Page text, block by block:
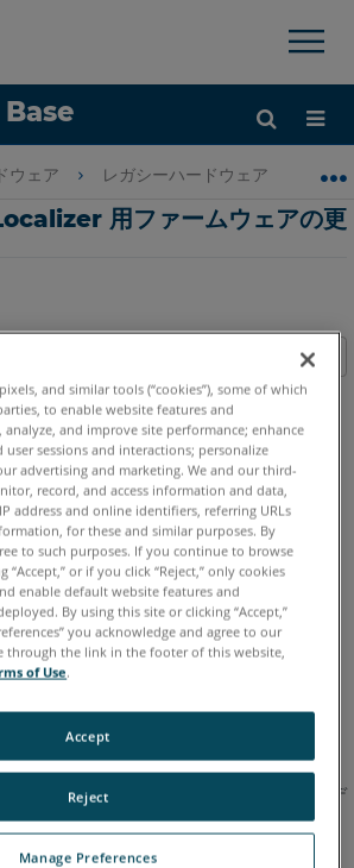
×
を展開/折りたたむ
ウェア レガシーハードウェア
用ファームウェアの更
ナ Focus S Focus S Plus Focus M
X Focus3D X HDR Focus3D S
アン スペイン語 ドイツ語 フランス語
国語 日本語 英語
リアルでは、FARO®Scan Localize のオン
を簡単に更新する方法を説明します。ビデ
か？ここをクリックしてこのビデオをダ
。
and similar tools (“cookies”), some of which
to enable website features and
and improve site performance; enhance
user sessions and interactions; personalize
advertising and marketing. We and our third-
record, and access information and data,
address and online identifiers, referring URLs
for these and similar purposes. By
to such purposes. If you continue to browse
or if you click “Reject,” only cookies
enable default website features and
By using this site or clicking “Accept,”
you acknowledge and agree to our
through the link in the footer of this website,
of Use.
Manage Preferences
Reject
Accept